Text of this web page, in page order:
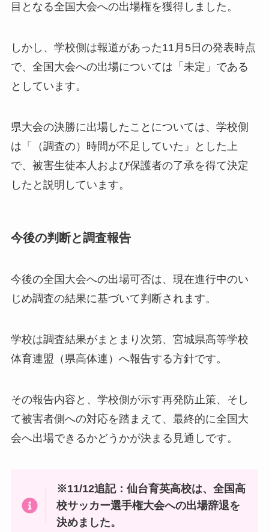
目となる全国大会への出場権を獲得しました。
しかし、学校側は報道があった11月5日の発表時点
で、全国大会への出場については「未定」である
としています。
県大会の決勝に出場したことについては、学校側
は「（調査の）時間が不足していた」とした上
で、被害生徒本人および保護者の了承を得て決定
したと説明しています。
今後の判断と調査報告
今後の全国大会への出場可否は、現在進行中のい
じめ調査の結果に基づいて判断されます。
学校は調査結果がまとまり次第、宮城県高等学校
体育連盟（県高体連）へ報告する方針です。
その報告内容と、学校側が示す再発防止策、そし
て被害者側への対応を踏まえて、最終的に全国大
会へ出場できるかどうかが決まる見通しです。
※11/12追記：仙台育英高校は、全国高
校サッカー選手権大会への出場辞退を
決めました。